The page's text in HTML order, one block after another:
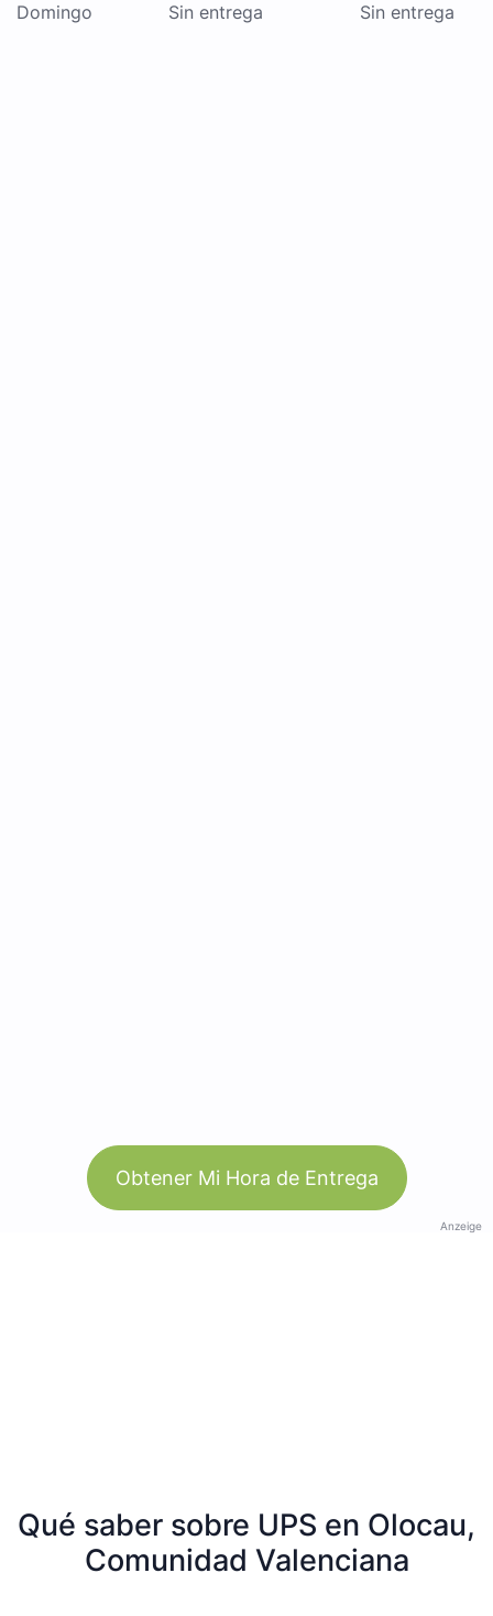
Domingo Sin entrega Sin entrega
Obtener Mi Hora de Entrega
Anzeige
Qué saber sobre UPS en Olocau,
Comunidad Valenciana